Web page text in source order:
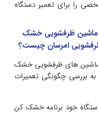
را برای تعمیر دستگاه
ظرفشویی خشک
امرسان چیست؟
ماشین های ظرفشویی خشک
بررسی چگونگی تعمیرات
خود برنامه خشک کن